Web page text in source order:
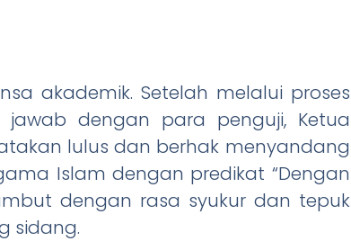
akademik. Setelah melalui proses
dengan para penguji, Ketua
lulus dan berhak menyandang
Islam dengan predikat “Dengan
dengan rasa syukur dan tepuk
sidang.